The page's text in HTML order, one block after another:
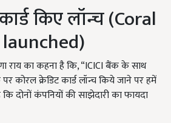
किए लॉन्च (Coral
राय का कहना है कि, “ICICI बैंक के साथ
कोरल क्रेडिट कार्ड लॉन्च किये जाने पर हमें
कि दोनों कंपनियों की साझेदारी का फायदा